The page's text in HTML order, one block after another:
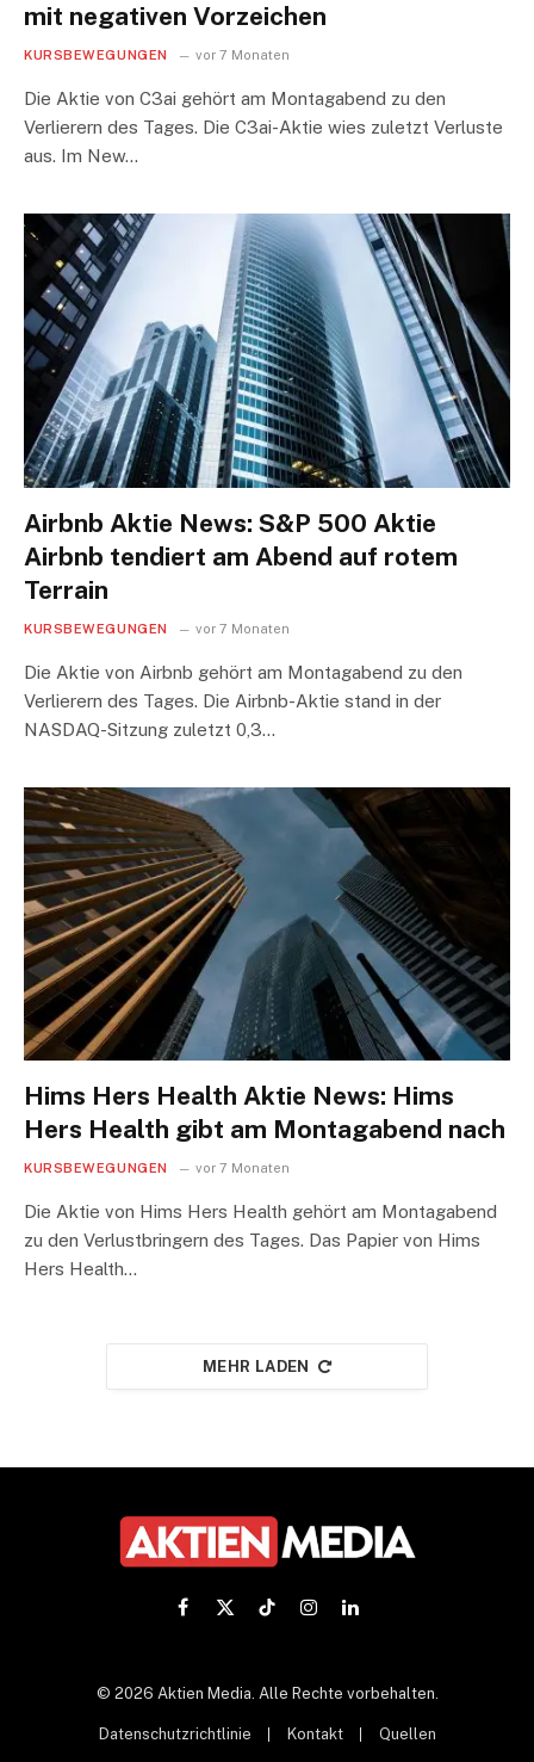
mit negativen Vorzeichen
KURSBEWEGUNGEN vor 7 Monaten
Die Aktie von C3ai gehört am Montagabend zu den
Verlierern des Tages. Die C3ai-Aktie wies zuletzt Verluste
aus. Im New…
Airbnb Aktie News: S&P 500 Aktie
Airbnb tendiert am Abend auf rotem
Terrain
KURSBEWEGUNGEN vor 7 Monaten
Die Aktie von Airbnb gehört am Montagabend zu den
Verlierern des Tages. Die Airbnb-Aktie stand in der
NASDAQ-Sitzung zuletzt 0,3…
Hims Hers Health Aktie News: Hims
Hers Health gibt am Montagabend nach
KURSBEWEGUNGEN vor 7 Monaten
Die Aktie von Hims Hers Health gehört am Montagabend
zu den Verlustbringern des Tages. Das Papier von Hims
Hers Health…
MEHR LADEN
Facebook
X
TikTokInstagramLinkedIn
© 2026 Aktien Media. Alle Rechte vorbehalten.
Datenschutzrichtlinie Kontakt Quellen